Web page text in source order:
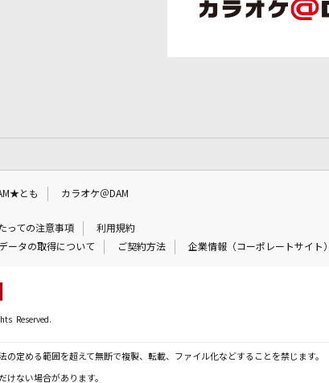
とも カラオケ＠DAM
っての注意事項
利用規約
ータの取得について ご契約方法 企業情報（コーポレートサイト）
Reserved.
定める範囲を超えて無断で複製、転載、ファイル化などすることを禁じます。
けない場合があります。